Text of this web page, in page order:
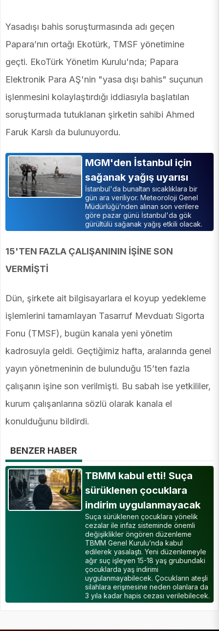
Yasadışı bahis soruşturmasında adı geçen
Papara’nın ortağı Ekotürk, TMSF yönetimine
geçti. EkoTürk Yönetim Kurulu'nda; Papara
Elektronik Para AŞ'nin "yasa dışı bahis" suçunun
işlenmesini kolaylaştırdığı iddiasıyla başlatılan
soruşturmada tutuklanan şirketin sahibi Ahmed
Faruk Karslı da bulunuyordu.
MGM'den İstanbul için
sağanak yağış uyarısı
İstanbul'da bunaltan sıcaklıklara bir
gün ara veriliyor. Meteoroloji Genel
Müdürlüğü’nden alınan son verilere
göre pazar günü İstanbul'da gök
gürültülü sağanak yağış etkili olacak.
15'TEN FAZLA ÇALIŞANININ İŞİNE SON
VERMİŞTİ
Dün, şirkete ait bilgisayarlara el koyup yedekleme
işlemlerini tamamlayan Tasarruf Mevduatı Sigorta
Fonu (TMSF), bugün kanala yeni yönetim
kadrosuyla geldi. Geçtiğimiz hafta, aralarında genel
yayın yönetmeninin de bulunduğu 15’ten fazla
çalışanın işine son verilmişti. Bu sabah ise yetkililer,
kurum çalışanlarına sözlü olarak kanala el
konulduğunu bildirdi.
BENZER HABER
TBMM kabul etti! Suça
sürüklenen çocuklara
indirim uygulanmayacak
Suça sürüklenen çocuklara yönelik
cezalar ile infaz sisteminde önemli
değişiklikler öngören düzenleme
TBMM Genel Kurulu’nda kabul
edilerek yasalaştı. Yeni düzenlemeyle
ağır suç işleyen 15-18 yaş grubundaki
çocuklarda yaş indirimi
uygulanmayabilecek. Çocukların ateşli
silahlara erişmesine neden olanlara da
3 yıla kadar hapis cezası verilebilecek.